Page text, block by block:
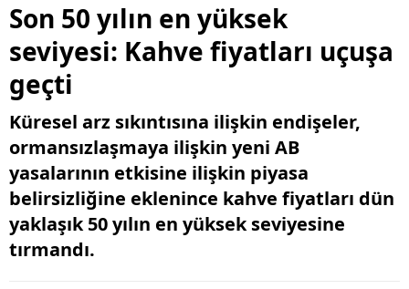
Son 50 yılın en yüksek
seviyesi: Kahve fiyatları uçuşa
geçti
Küresel arz sıkıntısına ilişkin endişeler,
ormansızlaşmaya ilişkin yeni AB
yasalarının etkisine ilişkin piyasa
belirsizliğine eklenince kahve fiyatları dün
yaklaşık 50 yılın en yüksek seviyesine
tırmandı.